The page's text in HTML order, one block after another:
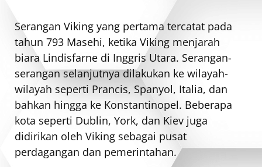
Serangan Viking yang pertama tercatat pada
tahun 793 Masehi, ketika Viking menjarah
biara Lindisfarne di Inggris Utara. Serangan-
serangan selanjutnya dilakukan ke wilayah-
wilayah seperti Prancis, Spanyol, Italia, dan
bahkan hingga ke Konstantinopel. Beberapa
kota seperti Dublin, York, dan Kiev juga
didirikan oleh Viking sebagai pusat
perdagangan dan pemerintahan.